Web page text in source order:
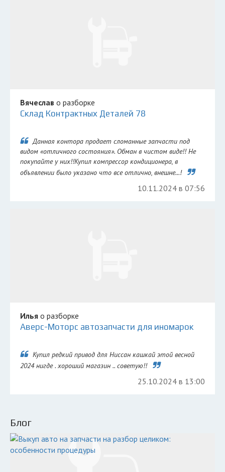
Вячеслав о разборке
Склад Контрактных Деталей 78
Данная контора продает сломанные запчасти под
видом «отличного состояния». Обман в чистом виде!! Не
покупайте у них!!Купил компрессор кондиционера, в
объявлении было указано что все отлично, внешне...!
10.11.2024 в 07:56
Илья о разборке
Аверс-Моторс автозапчасти для иномарок
Купил редкий привод для Ниссан кашкай этой весной
2024 нигде . хороший магазин .. советую!!
25.10.2024 в 13:00
Блог